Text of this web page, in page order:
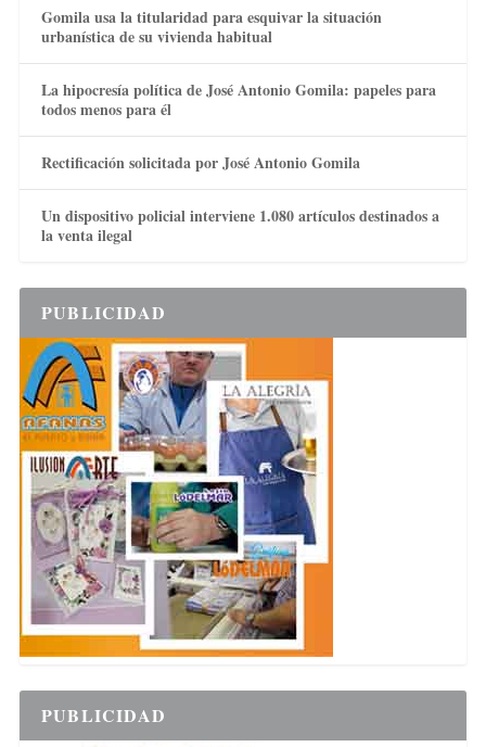
Gomila usa la titularidad para esquivar la situación
urbanística de su vivienda habitual
La hipocresía política de José Antonio Gomila: papeles para
todos menos para él
Rectificación solicitada por José Antonio Gomila
Un dispositivo policial interviene 1.080 artículos destinados a
la venta ilegal
PUBLICIDAD
PUBLICIDAD